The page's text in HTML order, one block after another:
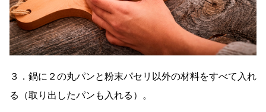
３．鍋に２の丸パンと粉末パセリ以外の材料をすべて入れ
る（取り出したパンも入れる）。